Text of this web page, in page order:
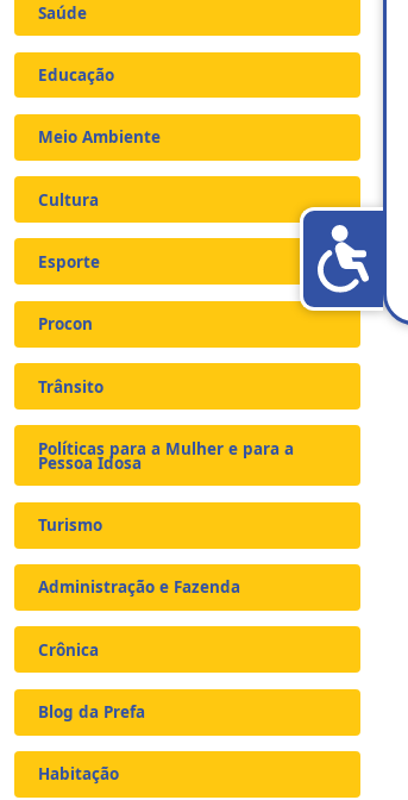
Saúde
Educação
Meio Ambiente
Cultura
Esporte
Procon
Trânsito
Políticas para a Mulher e para a
Pessoa Idosa
Turismo
Administração e Fazenda
Crônica
Blog da Prefa
Habitação